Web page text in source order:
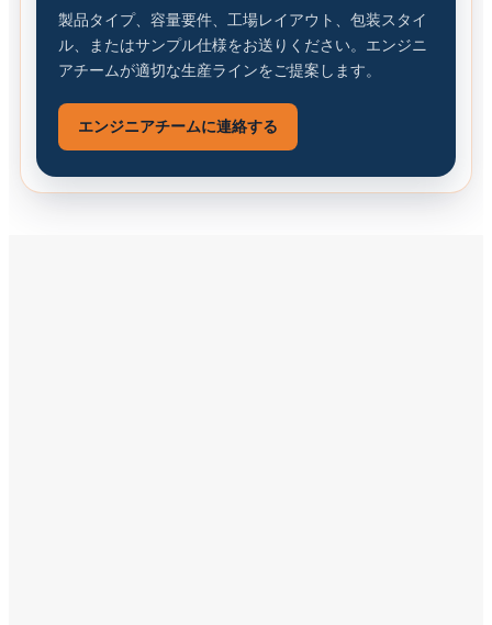
製品タイプ、容量要件、工場レイアウト、包装スタイ
ル、またはサンプル仕様をお送りください。エンジニ
アチームが適切な生産ラインをご提案します。
エンジニアチームに連絡する